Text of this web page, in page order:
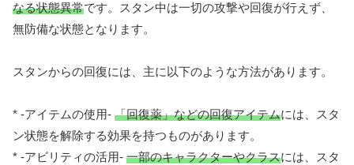
なる状態異常です。スタン中は一切の攻撃や回復が行えず、
無防備な状態となります。
スタンからの回復には、主に以下のような方法があります。
* -アイテムの使用- 「回復薬」などの回復アイテムには、スタ
ン状態を解除する効果を持つものがあります。
* -アビリティの活用- 一部のキャラクターやクラスには、スタ